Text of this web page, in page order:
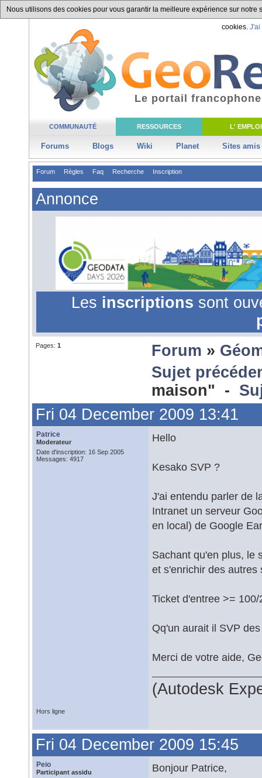
Nous utilisons des cookies pour vous garantir la meilleure expérience sur
cookies. J'ai
COMMUNAUTÉ RESSOURCES L' EMPLOI
Forums Blogs Wiki Planet Sites amis
Le portail
Forum Règles Faq Recherche Inscription
Annonce
Les inscriptions sont
Pages: 1 Forum »
Sujet
maison" -
Fri 04 December 2009 13:41
Patrice
Moderateur
Date d'inscription: 16 Sep 2005
Messages: 4917
Hello
Kesako SVP ?
J'ai entendu parler de
Intranet un serveur
en local) de Google
Sachant qu'en plus, le
et s'enrichir des autres
Ticket d'entree >= 100/
Qq'un aurait il SVP
Merci de votre aide,
(Autodesk
Hors ligne
Fri 04 December 2009 15:45
Peio
Participant assidu
Bonjour Patrice,